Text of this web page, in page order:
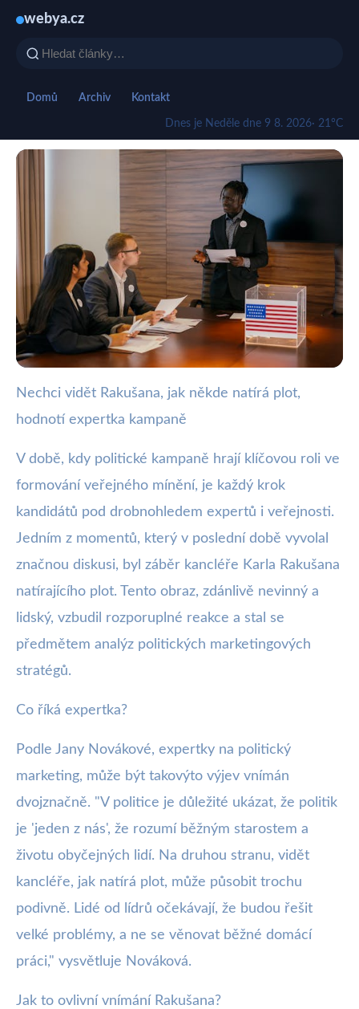
webya.cz
Domů Archiv Kontakt
Dnes je Neděle dne 9 8. 2026· 21°C
webya.cz
Když politik natírá plot: Expertka
hodnotí Rakušanovu kampaň
· 3 min čtení · Autor: Nela Švecová
Nechci vidět Rakušana, jak někde natírá plot,
hodnotí expertka kampaně
V době, kdy politické kampaně hrají klíčovou roli ve
formování veřejného mínění, je každý krok
kandidátů pod drobnohledem expertů i veřejnosti.
Jedním z momentů, který v poslední době vyvolal
značnou diskusi, byl záběr kancléře Karla Rakušana
natírajícího plot. Tento obraz, zdánlivě nevinný a
lidský, vzbudil rozporuplné reakce a stal se
předmětem analýz politických marketingových
stratégů.
Co říká expertka?
Podle Jany Novákové, expertky na politický
marketing, může být takovýto výjev vnímán
dvojznačně. "V politice je důležité ukázat, že politik
je 'jeden z nás', že rozumí běžným starostem a
životu obyčejných lidí. Na druhou stranu, vidět
kancléře, jak natírá plot, může působit trochu
podivně. Lidé od lídrů očekávají, že budou řešit
velké problémy, a ne se věnovat běžné domácí
práci," vysvětluje Nováková.
Jak to ovlivní vnímání Rakušana?